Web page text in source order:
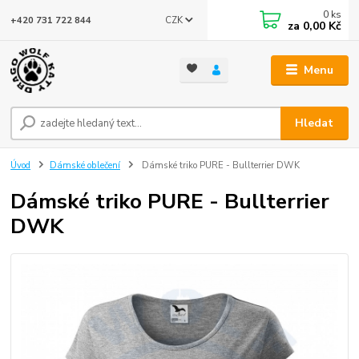
Menu
CZK
Hledat
+420 731 722 844 0 ks
za 0,00 Kč
Úvod Dámské oblečení Dámské triko PURE - Bullterrier DWK
Dámské triko PURE - Bullterrier
DWK